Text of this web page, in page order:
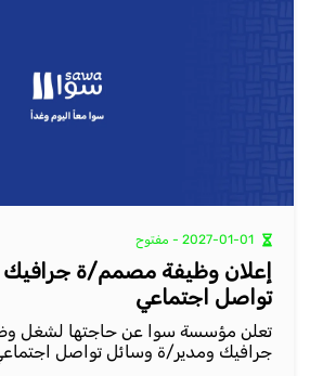
إعلان وظيفة مصمم/ة
تواصل اجتماعي
تعلن مؤسسة سوا عن حاجتها لشغل
جرافيك ومدير/ة وسائل تواصل